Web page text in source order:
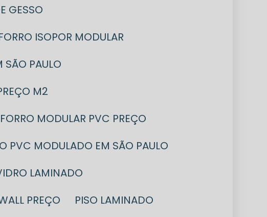
GESSO
FORRO ISOPOR MODULAR
SÃO PAULO
M2
FORRO MODULAR PVC PREÇO
PVC MODULADO EM SÃO PAULO
LAMINADO
PREÇO
PISO LAMINADO